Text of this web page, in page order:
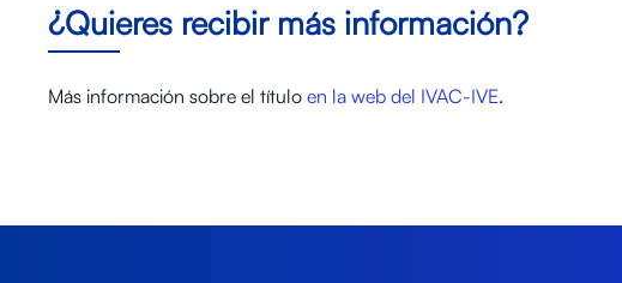
¿Quieres recibir más información?
Más información sobre el título en la web del IVAC-IVE.